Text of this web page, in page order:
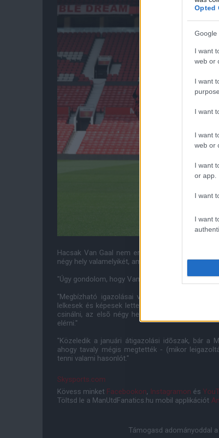
Opted
Google
I want
web or
I want
I want
I want
web or
I want
or app.
I want
I want
Hacsak Van Gaal nem erõsíti meg a csapat
négy hely valamelyikét, ami Bajnokok Ligája
"Úgy gondolom, hogy Van Gaal ezen dolgozik" -
"Megbízható igazolásai voltak a nyáron -
lelkesek és képesek lettek újra hinni - azonban
csinálni, az elsõ négy hely egyike a miénk
elérni."
"Közeledik a januári átigazolási idõszak, bár a
ahogy tavaly mégis megtették - (mikor
tenni valami hasonlót."
Skysports.com
Kövess minket Facebookon, Instagramon és
Töltsd le a ManUtdFanatics.hu mobil applikációt
Támogasd adományoddal